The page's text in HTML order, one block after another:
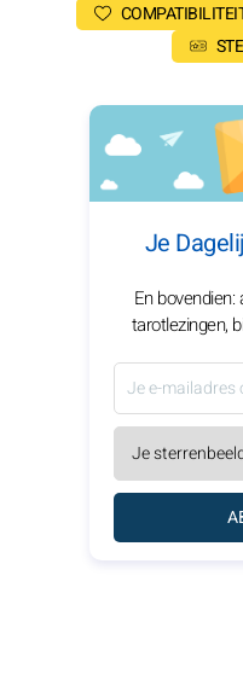
Je
En
tarotlezingen,